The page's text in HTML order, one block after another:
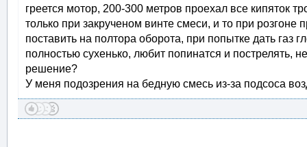
греется мотор, 200-300 метров проехал все кипяток
только при закрученом винте смеси, и то при
поставить на полтора оборота, при попытке дать газ
полностью сухенько, любит попинатся и пострелять,
решение?
У меня подозрения на бедную смесь из-за подсоса